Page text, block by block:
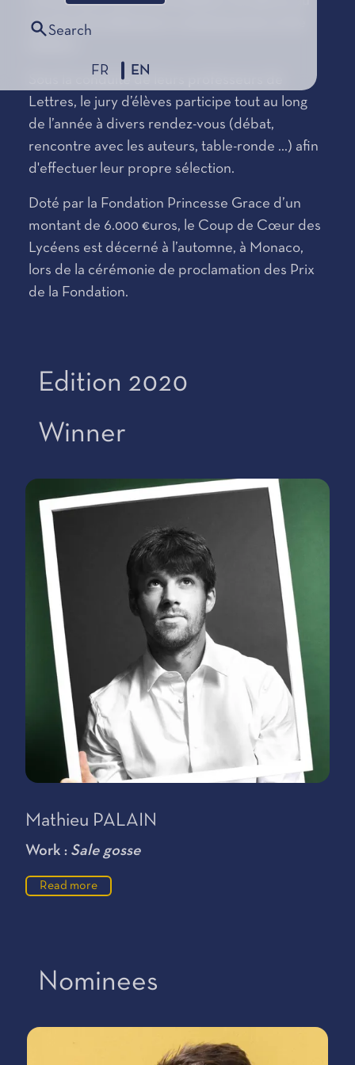
Search
FR EN
monde de la littérature contemporaine et de
Sous la conduite de leurs professeurs de
Lettres, le jury d’élèves participe tout au long
de l’année à divers rendez-vous (débat,
rencontre avec les auteurs, table-ronde ...) afin
d'effectuer leur propre sélection.
Doté par la Fondation Princesse Grace d’un
montant de 6.000 €uros, le Coup de Cœur des
Lycéens est décerné à l’automne, à Monaco,
lors de la cérémonie de proclamation des Prix
de la Fondation.
Edition 2020
Winner
Mathieu PALAIN
Work : Sale gosse
Read more
Nominees